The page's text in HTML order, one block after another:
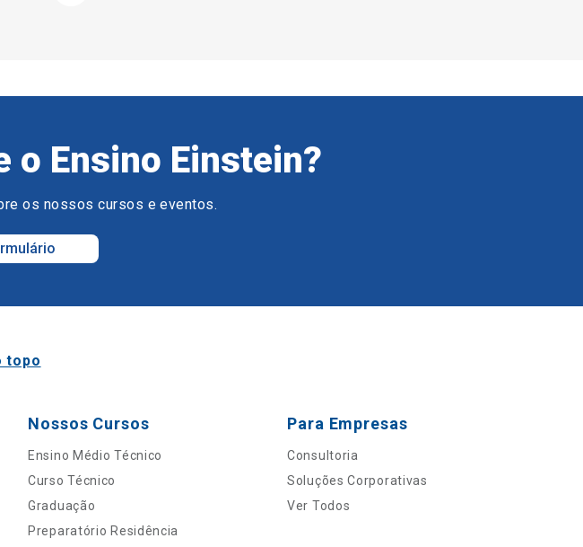
o Ensino Einstein?
os nossos cursos e eventos.
topo
Nossos Cursos
Ensino Médio Técnico
Curso Técnico
Graduação
Preparatório Residência
Para Empresas
Consultoria
Soluções Corporativas
Ver Todos